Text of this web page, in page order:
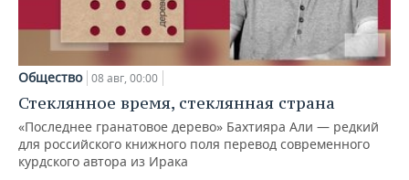
Общество 08 авг, 00:00
Стеклянное время, стеклянная страна
«Последнее гранатовое дерево» Бахтияра Али — редкий
для российского книжного поля перевод современного
курдского автора из Ирака